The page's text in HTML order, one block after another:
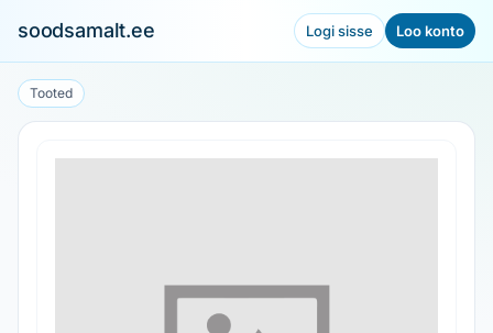
soodsamalt.ee Logi sisse Loo konto
Tooted